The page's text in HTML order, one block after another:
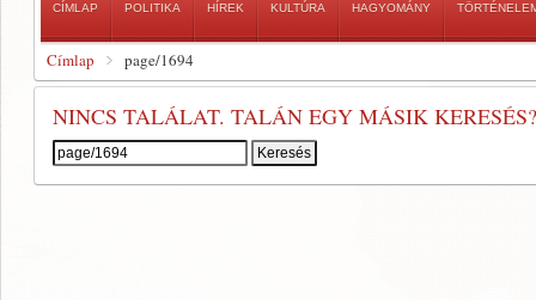
CÍMLAP POLITIKA HÍREK KULTÚRA HAGYOMÁNY
Címlap page/1694
NINCS TALÁLAT. TALÁN EGY MÁSIK KERESÉS?
Keresés: